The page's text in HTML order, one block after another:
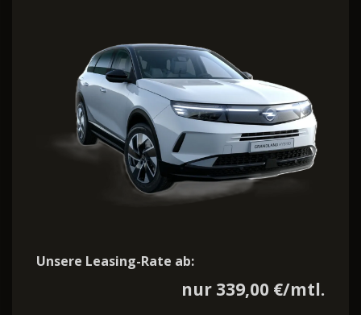
Unsere Leasing-Rate ab:
nur 339,00 €/mtl.